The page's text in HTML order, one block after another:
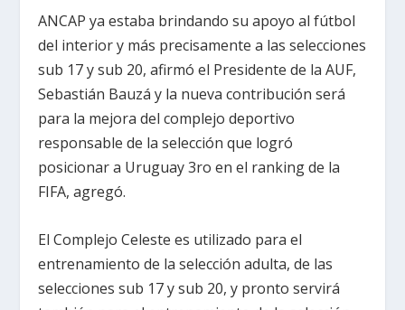
ANCAP ya estaba brindando su apoyo al fútbol
del interior y más precisamente a las selecciones
sub 17 y sub 20, afirmó el Presidente de la AUF,
Sebastián Bauzá y la nueva contribución será
para la mejora del complejo deportivo
responsable de la selección que logró
posicionar a Uruguay 3ro en el ranking de la
FIFA, agregó.
El Complejo Celeste es utilizado para el
entrenamiento de la selección adulta, de las
selecciones sub 17 y sub 20, y pronto servirá